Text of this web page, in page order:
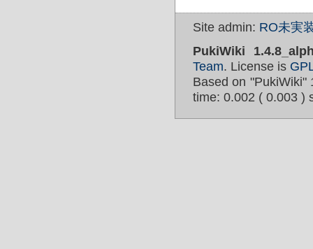
Site admin: RO未実
PukiWiki
Team. License is
Based on "PukiWiki"
time: 0.002 ( 0.003 )